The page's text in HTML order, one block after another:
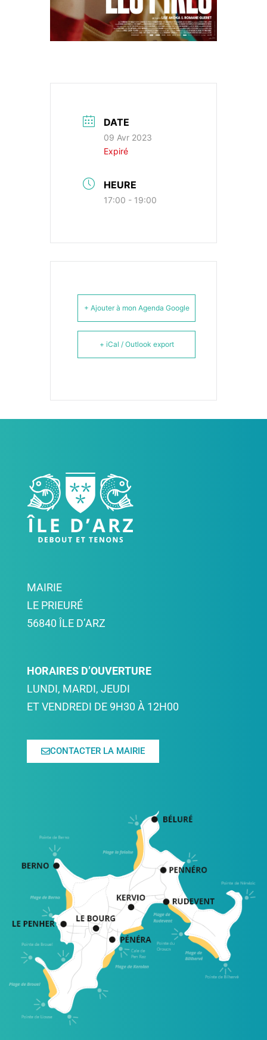
DATE
09 Avr 2023
Expiré
HEURE
17:00 - 19:00
+ Ajouter à mon Agenda Google
+ iCal / Outlook export
MAIRIE
LE PRIEURÉ
56840 ÎLE D’ARZ
HORAIRES D’OUVERTURE
LUNDI, MARDI, JEUDI
ET VENDREDI DE 9H30 À 12H00
CONTACTER LA MAIRIE